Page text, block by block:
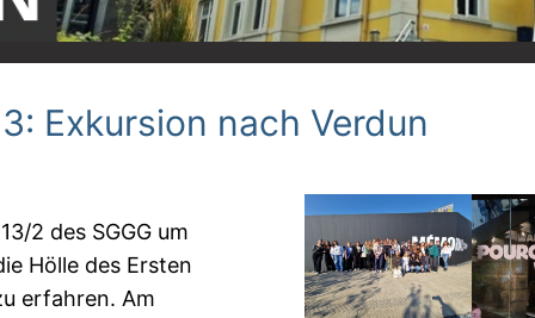
Exkursion nach Verdun
2 des SGGG um
Hölle des Ersten
erfahren. Am